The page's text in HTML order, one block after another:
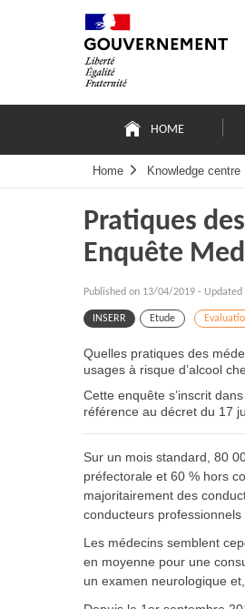
principale
HOME
Home Knowledge centre
Pratiques
Enquête
Published on 13/04/2019 -
INSERR Etude
Quelles pratiques des
usages à risque d’alcool
Cette enquête s’inscrit
référence au décret du 17
Sur un mois standard, 80
préfectorale et 60 % hors
majoritairement des
conducteurs
Les médecins semblent
en moyenne pour une
un examen neurologique